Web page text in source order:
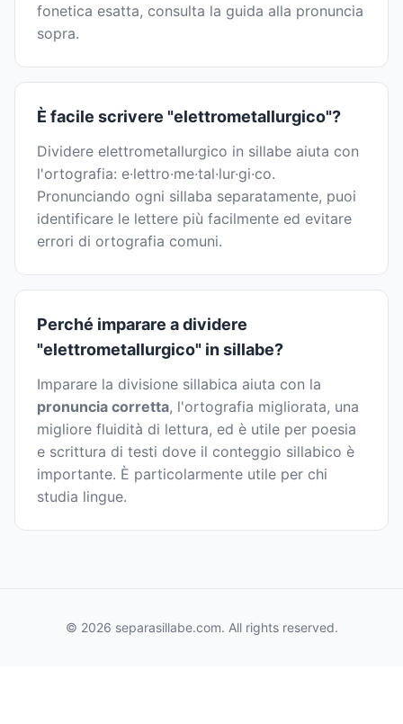
fonetica esatta, consulta la guida alla pronuncia
sopra.
È facile scrivere "elettrometallurgico"?
Dividere elettrometallurgico in sillabe aiuta con
l'ortografia: e·lettro·me·tal·lur·gi·co.
Pronunciando ogni sillaba separatamente, puoi
identificare le lettere più facilmente ed evitare
errori di ortografia comuni.
Perché imparare a dividere
"elettrometallurgico" in sillabe?
Imparare la divisione sillabica aiuta con la
pronuncia corretta, l'ortografia migliorata, una
migliore fluidità di lettura, ed è utile per poesia
e scrittura di testi dove il conteggio sillabico è
importante. È particolarmente utile per chi
studia lingue.
© 2026 separasillabe.com. All rights reserved.